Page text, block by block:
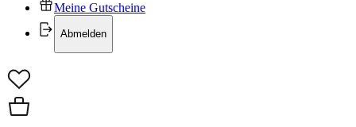
Meine Gutscheine
Abmelden